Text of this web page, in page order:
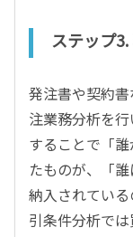
ステップ
発注書や契約
注業務分析を
することで「
たものが、「
納入されてい
引条件分析で